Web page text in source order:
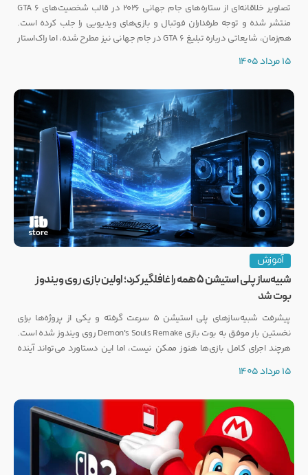
تصاویر خلاقانه‌ای از ستاره‌های جام جهانی ۲۰۲۶ در قالب شخصیت‌های GTA 6
منتشر شده و توجه طرفداران فوتبال و بازی‌های ویدیویی را جلب کرده است.
هم‌زمان، شایعاتی درباره تبلیغ GTA 6 در جام جهانی نیز مطرح شده، اما راک‌استار
15 مرداد 1405
آموزش
شبیه‌ساز پلی استیشن ۵ همه را غافلگیر کرد؛ اولین بازی روی ویندوز
بوت شد
پیشرفت شبیه‌سازهای پلی استیشن ۵ سرعت گرفته و یکی از پروژه‌ها برای
نخستین بار موفق به بوت بازی Demon's Souls Remake روی ویندوز شده است.
هرچند اجرای کامل بازی‌ها هنوز ممکن نیست، اما این دستاورد می‌تواند آینده
15 مرداد 1405